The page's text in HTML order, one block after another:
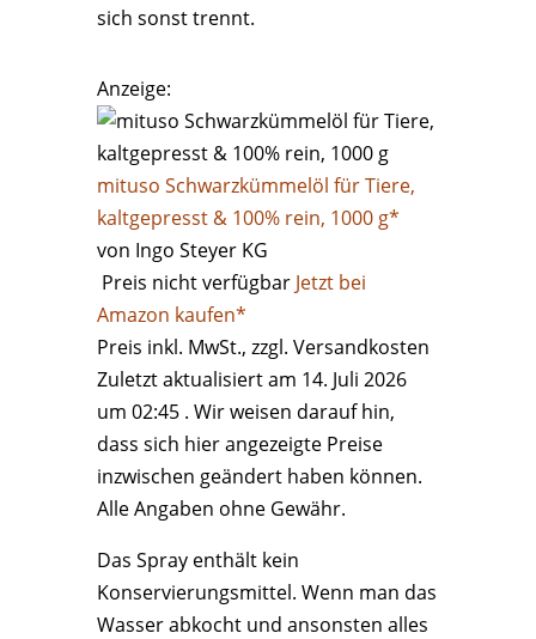
sich sonst trennt.
Anzeige:
mituso Schwarzkümmelöl für Tiere,
kaltgepresst & 100% rein, 1000 g*
von Ingo Steyer KG
Preis nicht verfügbar Jetzt bei
Amazon kaufen*
Preis inkl. MwSt., zzgl. Versandkosten
Zuletzt aktualisiert am 14. Juli 2026
um 02:45 . Wir weisen darauf hin,
dass sich hier angezeigte Preise
inzwischen geändert haben können.
Alle Angaben ohne Gewähr.
Das Spray enthält kein
Konservierungsmittel. Wenn man das
Wasser abkocht und ansonsten alles